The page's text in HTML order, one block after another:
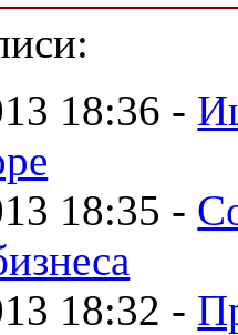
18:36 -
18:35 -
18:32 -